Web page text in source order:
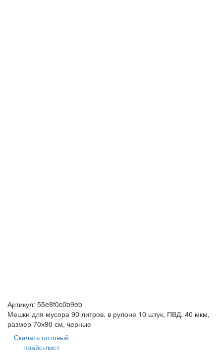
Артикул: 55e8f0c0b9eb
Мешки для мусора 90 литров, в рулоне 10 штук, ПВД, 40 мкм,
размер 70х90 см, черные
Скачать оптовый
прайс-лист